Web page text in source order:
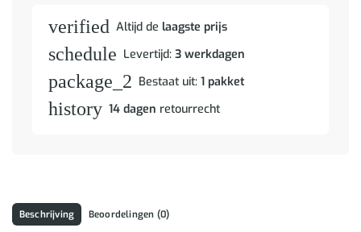
verified Altijd de laagste prijs
schedule Levertijd: 3 werkdagen
package_2 Bestaat uit: 1 pakket
history 14 dagen retourrecht
Beschrijving Beoordelingen (0)